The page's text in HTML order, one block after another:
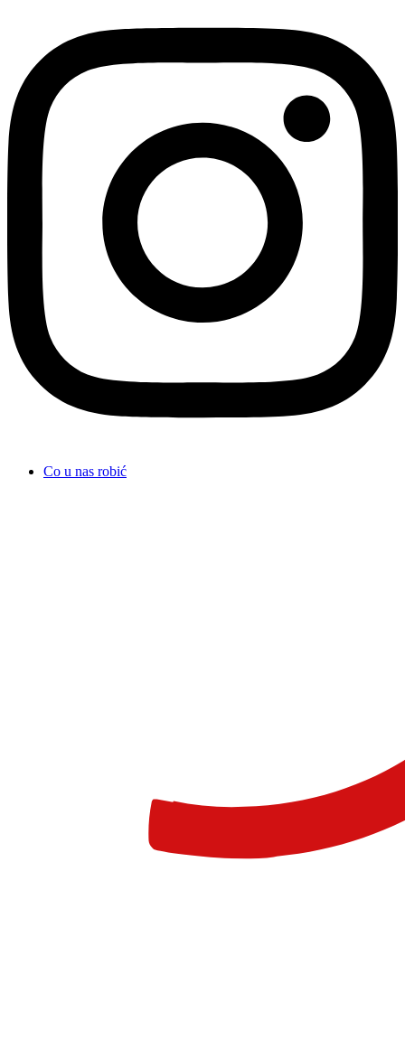
Co u nas robić